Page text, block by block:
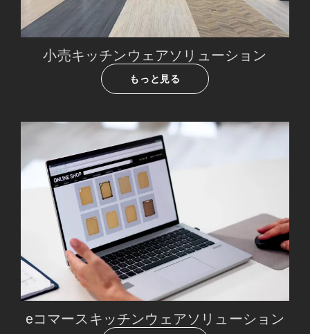
小売キッチンウェアソリューション
もっと見る
eコマースキッチンウェアソリューション